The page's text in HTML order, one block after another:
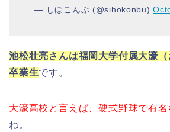
— しほこんぶ (@sihokonbu)
池松壮亮さんは福岡大学付属大濠
卒業生です。
大濠高校と言えば、硬式野球で有名
ね。